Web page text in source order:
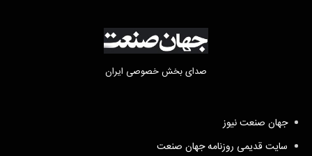
صدای بخش خصوصی ایران
جهان صنعت نیوز
سایت قدیمی روزنامه جهان صنعت